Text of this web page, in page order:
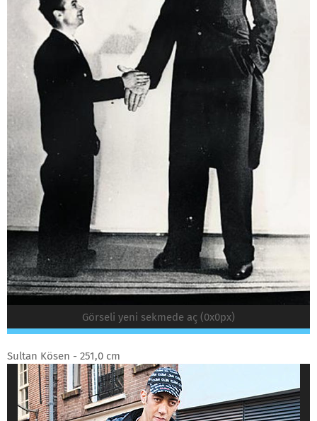
Görseli yeni sekmede aç (0x0px)
Sultan Kösen - 251,0 cm